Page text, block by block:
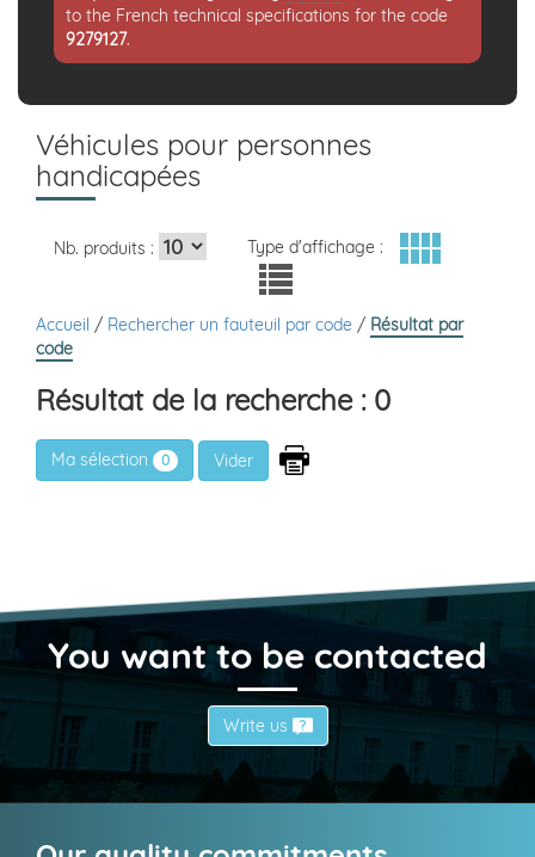
to the French technical specifications for the code
9279127.
Véhicules pour personnes
handicapées
Nb. produits : Type d'affichage :
Accueil / Rechercher un fauteuil par code / Résultat par
code
Résultat de la recherche : 0
Ma sélection 0
You want to be contacted
Write us